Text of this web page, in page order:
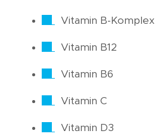
Vitamin B-Komplex
Vitamin B12
Vitamin B6
Vitamin C
Vitamin D3